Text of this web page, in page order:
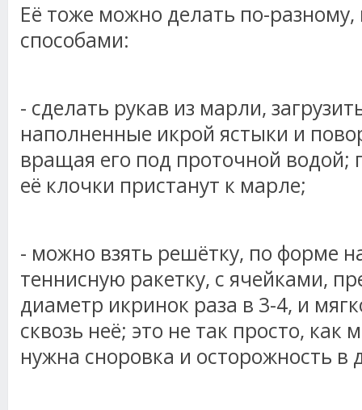
Её тоже можно делать по-разному,
способами:
- сделать рукав из марли,
наполненные икрой ястыки и
вращая его под проточной водой;
её клочки пристанут к марле;
- можно взять решётку, по форме
теннисную ракетку, с ячейками,
диаметр икринок раза в 3-4, и
сквозь неё; это не так просто, как
нужна сноровка и осторожность в